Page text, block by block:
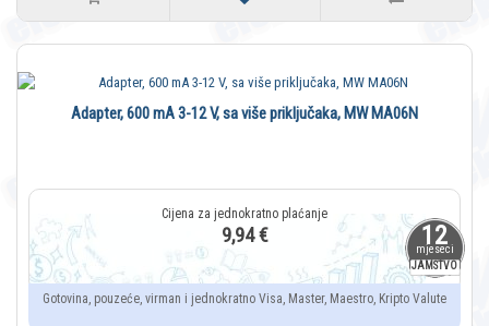
12
mjeseci
JAMSTVO
Adapter, 600 mA 3-12 V, sa više priključaka, MW MA06N
9,94 €
Gotovina, pouzeće, virman i jednokratno Visa, Master, Maestro, Kripto Valute